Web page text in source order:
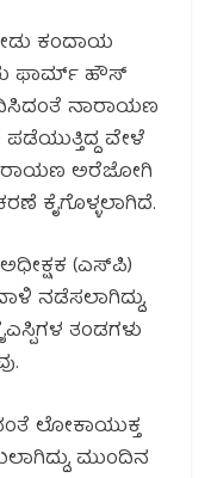
ಕಂದಾಯ
ಫಾರ್ಮ್ ಹೌಸ್
ನಾರಾಯಣ
ವೇಳೆ
ಅರೆಜೋಗಿ
ಕೈಗೊಳ್ಳಲಾಗಿದೆ.
(ಎಸ್‌ಪಿ)
ನಡೆಸಲಾಗಿದ್ದು,
ತಂಡಗಳು
ಲೋಕಾಯುಕ್ತ
ಮುಂದಿನ